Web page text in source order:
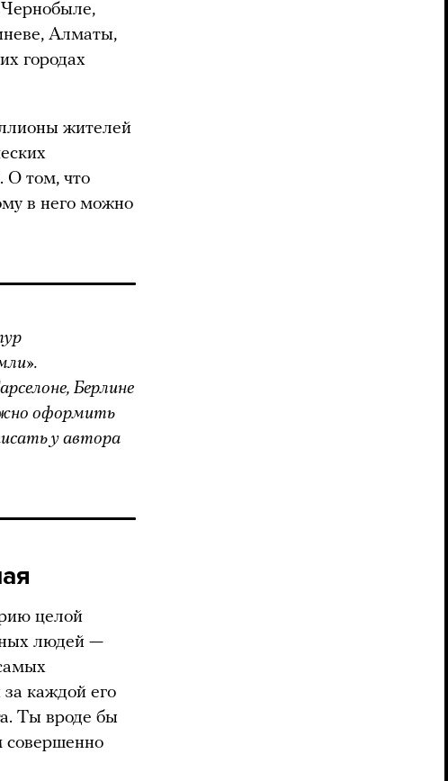
Чернобыле,
Алматы,
городах
жителей
О том, что
в него можно
Берлине
оформить
у автора
целой
людей —
каждой его
Ты вроде бы
совершенно